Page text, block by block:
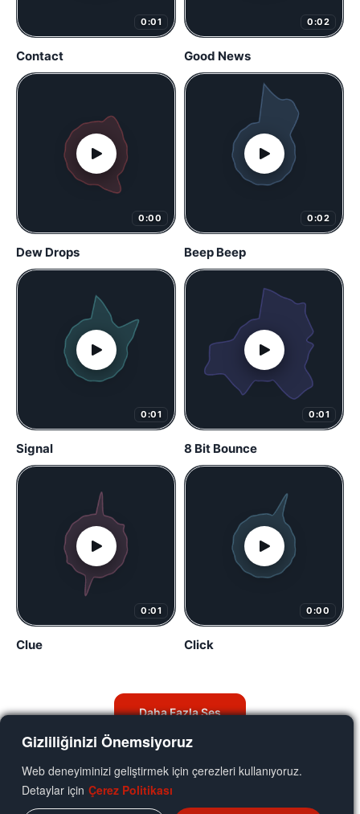
Gizliliğinizi Önemsiyoruz
Web deneyiminizi geliştirmek için çerezleri kullanıyoruz.
Detaylar için Çerez Politikası
0:01
Contact
0:02
Good News
0:00
Dew Drops
0:02
Beep Beep
0:01
Signal
0:01
8 Bit Bounce
0:01
Clue
0:00
Click
Daha Fazla Ses